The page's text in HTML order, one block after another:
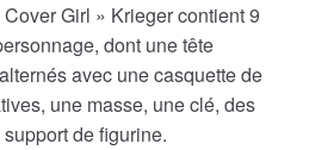
Girl » Krieger contient 9
dont une tête
avec une casquette de
une masse, une clé, des
de figurine.